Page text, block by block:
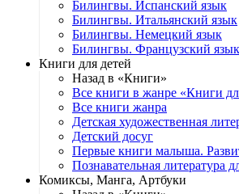
Билингвы. Испанский язык
Билингвы. Итальянский язык
Билингвы. Немецкий язык
Билингвы. Французский язык
Книги для детей
Назад в «Книги»
Все книги в жанре «Книги
Все книги жанра
Детская художественная
Детский досуг
Первые книги малыша.
Познавательная литература
Комиксы, Манга, Артбуки